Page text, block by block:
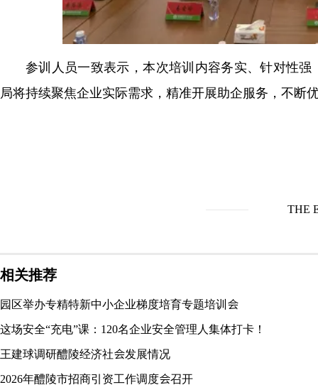
参训人员一致表示，本次培训内容务实、针对性
局将持续聚焦企业实际需求，精准开展助企服务，不断
THE
相关推荐
园区举办专精特新中小企业梯度培育专题培训会
这场安全“充电”课：120名企业安全管理人集体打卡！
王建球调研醴陵经济社会发展情况
2026年醴陵市招商引资工作调度会召开